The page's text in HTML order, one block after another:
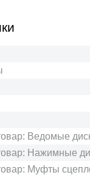
Ведомые
Нажимные
Муфты